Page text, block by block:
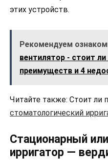
этих устройств.
Рекомендуем
вентилятор - стоит
преимуществ и 4
Читайте также: Стоит ли
стоматологический
Стационарный
ирригатор —